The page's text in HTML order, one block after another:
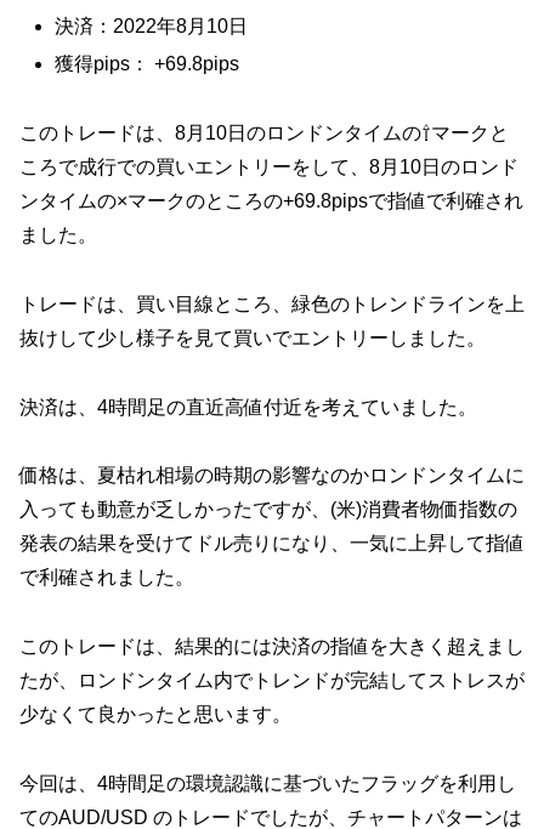
決済：2022年8月10日
獲得pips： +69.8pips
このトレードは、8月10日のロンドンタイムの⇧マークと
ころで成行での買いエントリーをして、8月10日のロンド
ンタイムの×マークのところの+69.8pipsで指値で利確され
ました。
トレードは、買い目線ところ、緑色のトレンドラインを上
抜けして少し様子を見て買いでエントリーしました。
決済は、4時間足の直近高値付近を考えていました。
価格は、夏枯れ相場の時期の影響なのかロンドンタイムに
入っても動意が乏しかったですが、(米)消費者物価指数の
発表の結果を受けてドル売りになり、一気に上昇して指値
で利確されました。
このトレードは、結果的には決済の指値を大きく超えまし
たが、ロンドンタイム内でトレンドが完結してストレスが
少なくて良かったと思います。
今回は、4時間足の環境認識に基づいたフラッグを利用し
てのAUD/USD のトレードでしたが、チャートパターンは